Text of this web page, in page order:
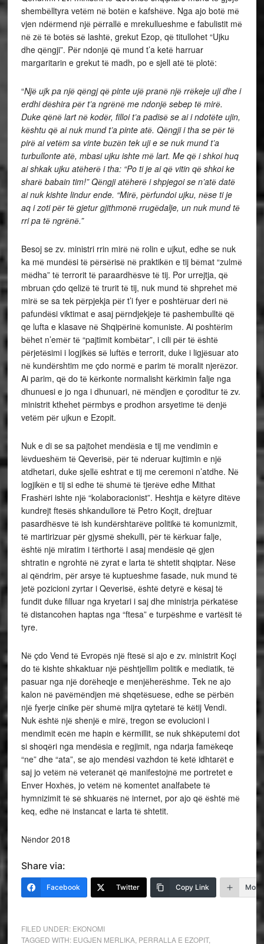
shembёlltyra vetёm nё botёn e kafshёve. Nga ajo botё mё
vjen ndёrmend njё pёrrallё e mrekullueshme e fabulistit mё
nё zё tё botёs sё lashtё, grekut Ezop, qё titullohet “Ujku
dhe qёngji”. Pёr ndonjё qё mund t’a ketё harruar
margaritarin e grekut tё madh, po e sjell atё tё plotё:
“Njё ujk pa njё qёngj qё pinte ujё pranё njё rrёkeje uji dhe i
erdhi dёshira pёr t’a ngrёnё me ndonjё sebep tё mirё.
Duke qёnё lart nё kodёr, filloi t’a padisё se ai i ndotёte ujin,
kёshtu qё ai nuk mund t’a pinte atё. Qёngji i tha se pёr tё
pirё ai vetёm sa vinte buzёn tek uji e se nuk mund t’a
turbullonte atё, mbasi ujku ishte mё lart. Me qё i shkoi huq
ai shkak ujku atёherё i tha: “Po ti je ai qё vitin qё shkoi ke
sharё babain tim!” Qёngji atёherё i shpjegoi se n’atё datё
ai nuk kishte lindur ende. “Mirё, pёrfundoi ujku, nёse ti je
aq i zoti pёr tё gjetur gjithmonё rrugёdalje, un nuk mund tё
rri pa tё ngrёnё.”
Besoj se zv. ministri rrin mirё nё rolin e ujkut, edhe se nuk
ka mё mundёsi tё pёrsёrisё nё praktikёn e tij bёmat “zulmё
mёdha” tё terrorit tё paraardhёsve tё tij. Por urrejtja, qё
mbruan çdo qelizё tё trurit tё tij, nuk mund tё shprehet mё
mirё se sa tek pёrpjekja pёr t’i fyer e poshtёruar deri nё
pafundёsi viktimat e asaj pёrndjekjeje tё pashembulltё qё
qe lufta e klasave nё Shqipёrinё komuniste. Ai poshtёrim
bёhet n’emёr tё “pajtimit kombёtar”, i cili pёr tё ёshtё
pёrjetёsimi i logjikёs sё luftёs e terrorit, duke i ligjёsuar ato
nё kundёrshtim me çdo normё e parim tё moralit njerёzor.
Ai parim, qё do tё kёrkonte normalisht kёrkimin falje nga
dhunuesi e jo nga i dhunuari, nё mёndjen e çoroditur tё zv.
ministrit kthehet pёrmbys e prodhon arsyetime tё denjё
vetёm pёr ujkun e Ezopit.
Nuk e di se sa pajtohet mendёsia e tij me vendimin e
lёvdueshёm tё Qeverisё, pёr tё nderuar kujtimin e njё
atdhetari, duke sjellё eshtrat e tij me ceremoni n’atdhe. Nё
logjikёn e tij si edhe tё shumё tё tjerёve edhe Mithat
Frashёri ishte njё “kolaboracionist”. Heshtja e kёtyre ditёve
kundrejt ftesёs shkandullore tё Petro Koçit, drejtuar
pasardhёsve tё ish kundёrshtarёve politikё tё komunizmit,
tё martirizuar pёr gjysmё shekulli, pёr tё kёrkuar falje,
ёshtё njё miratim i tёrthortё i asaj mendёsie qё gjen
shtratin e ngrohtё nё zyrat e larta tё shtetit shqiptar. Nёse
ai qёndrim, pёr arsye tё kuptueshme fasade, nuk mund tё
jetё pozicioni zyrtar i Qeverisё, ёshtё detyrё e kёsaj tё
fundit duke filluar nga kryetari i saj dhe ministrja pёrkatёse
tё distancohen haptas nga “ftesa” e turpёshme e vartёsit tё
tyre.
Nё çdo Vend tё Evropёs njё ftesё si ajo e zv. ministrit Koçi
do tё kishte shkaktuar njё pёshtjellim politik e mediatik, tё
pasuar nga njё dorёheqje e menjёherёshme. Tek ne ajo
kalon nё pavёmёndjen mё shqetёsuese, edhe se pёrbёn
njё fyerje cinike pёr shumё mijra qytetarё tё kёtij Vendi.
Nuk ёshtё njё shenjё e mirё, tregon se evolucioni i
mendimit ecёn me hapin e kёrmillit, se nuk shkёputemi dot
si shoqёri nga mendёsia e regjimit, nga ndarja famёkeqe
“ne” dhe “ata”, se ajo mendёsi vazhdon tё ketё idhtarёt e
saj jo vetёm nё veteranёt qё manifestojnё me portretet e
Enver Hoxhёs, jo vetёm nё komentet analfabete tё
hymnizimit tё sё shkuarёs nё internet, por ajo qё ёshtё mё
keq, edhe nё instancat e larta tё shtetit.
Nёndor 2018
Share via:
Facebook Twitter Copy Link More
FILED UNDER: EKONOMI
TAGGED WITH: EUGJEN MERLIKA, PERRALLA E EZOPIT,